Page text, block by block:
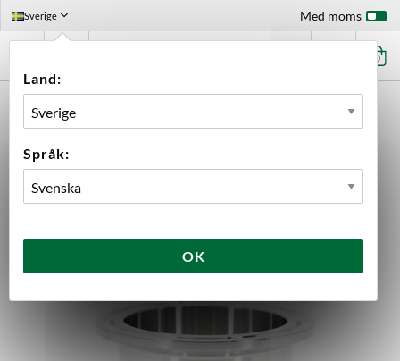
Sverige
Land:
Språk:
OK
Med moms
0
TILLBEHÖR BREWTOOLS